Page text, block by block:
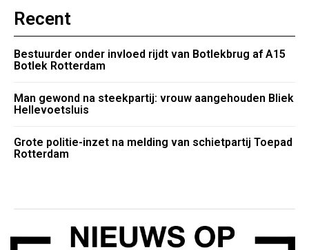
Recent
Bestuurder onder invloed rijdt van Botlekbrug af A15
Botlek Rotterdam
Man gewond na steekpartij: vrouw aangehouden Bliek
Hellevoetsluis
Grote politie-inzet na melding van schietpartij Toepad
Rotterdam